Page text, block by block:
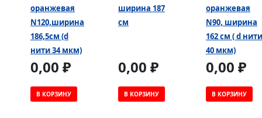
оранжевая
N120,ширина
186,5см (d
нити 34 мкм)
0,00 ₽
В КОРЗИНУ
ширина 187
см
0,00 ₽
В КОРЗИНУ
оранжевая
N90, ширина
162 см ( d нити
40 мкм)
0,00 ₽
В КОРЗИНУ